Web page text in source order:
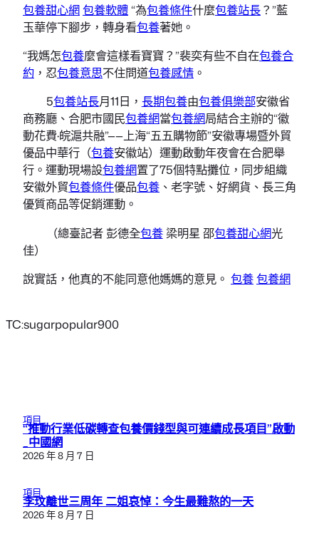
包養甜心網包養軟體“為包養條件什麼包養站長？”藍
玉華停下腳步，轉身看包養著她。
“我媽怎包養麼會這樣看寶寶？”裴奕有些不自在包養合
約 ，忍包養意思不住問道包養感情 。
5包養站長月11日， 長期包養由包養俱樂部安徽省
商務廳、合肥市國民包養網當包養網局結合主辦的“徽
動花費·皖滬共融”——上海“五五購物節”安徽專場暨外貿
優品中華行（包養安徽站）運動啟動年夜會在合肥舉
行。運動現場設包養網置了75個特點攤位，同步組織
安徽外貿包養條件優品包養 、老字號、好網貨、長三角
優質商品等促銷運動。
（總臺記者 彭德全包養梁明星 邵包養甜心網光
佳）
說實話，他真的不能同意他媽媽的意見。 包養包養網
TC:sugarpopular900
項目
“推動行業低碳轉查包養價錢型與可連續成長項目”啟動
_中國網
2026 年 8 月 7 日
項目
李玟離世三周年 二姐哀悼：今生最難熬的一天
2026 年 8 月 7 日